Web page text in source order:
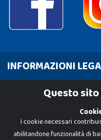
INFORMAZIONI
Cookie PolicyQuesto
I cookie necessari
abilitandone funzionalità di